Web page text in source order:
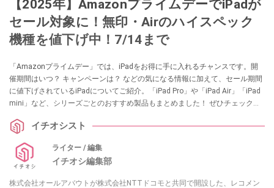
【2025年】AmazonプライムデーでiPadが
セール対象に！無印・Airのハイスペック
機種を値下げ中！7/14まで
「Amazonプライムデー」では、iPadをお得に手に入れるチャンスです。開
催期間はいつ？ キャンペーンは？ などの気になる情報に加えて、セール期間
に値下げされているiPadについてご紹介。「iPad Pro」や「iPad Air」「iPad
mini」など、シリーズごとのおすすめ製品もまとめました！ ぜひチェックし
イチオシスト
ライター / 編集
イチオシ編集部
株式会社オールアバウトが株式会社NTTドコモと共同で開設した、レコメン